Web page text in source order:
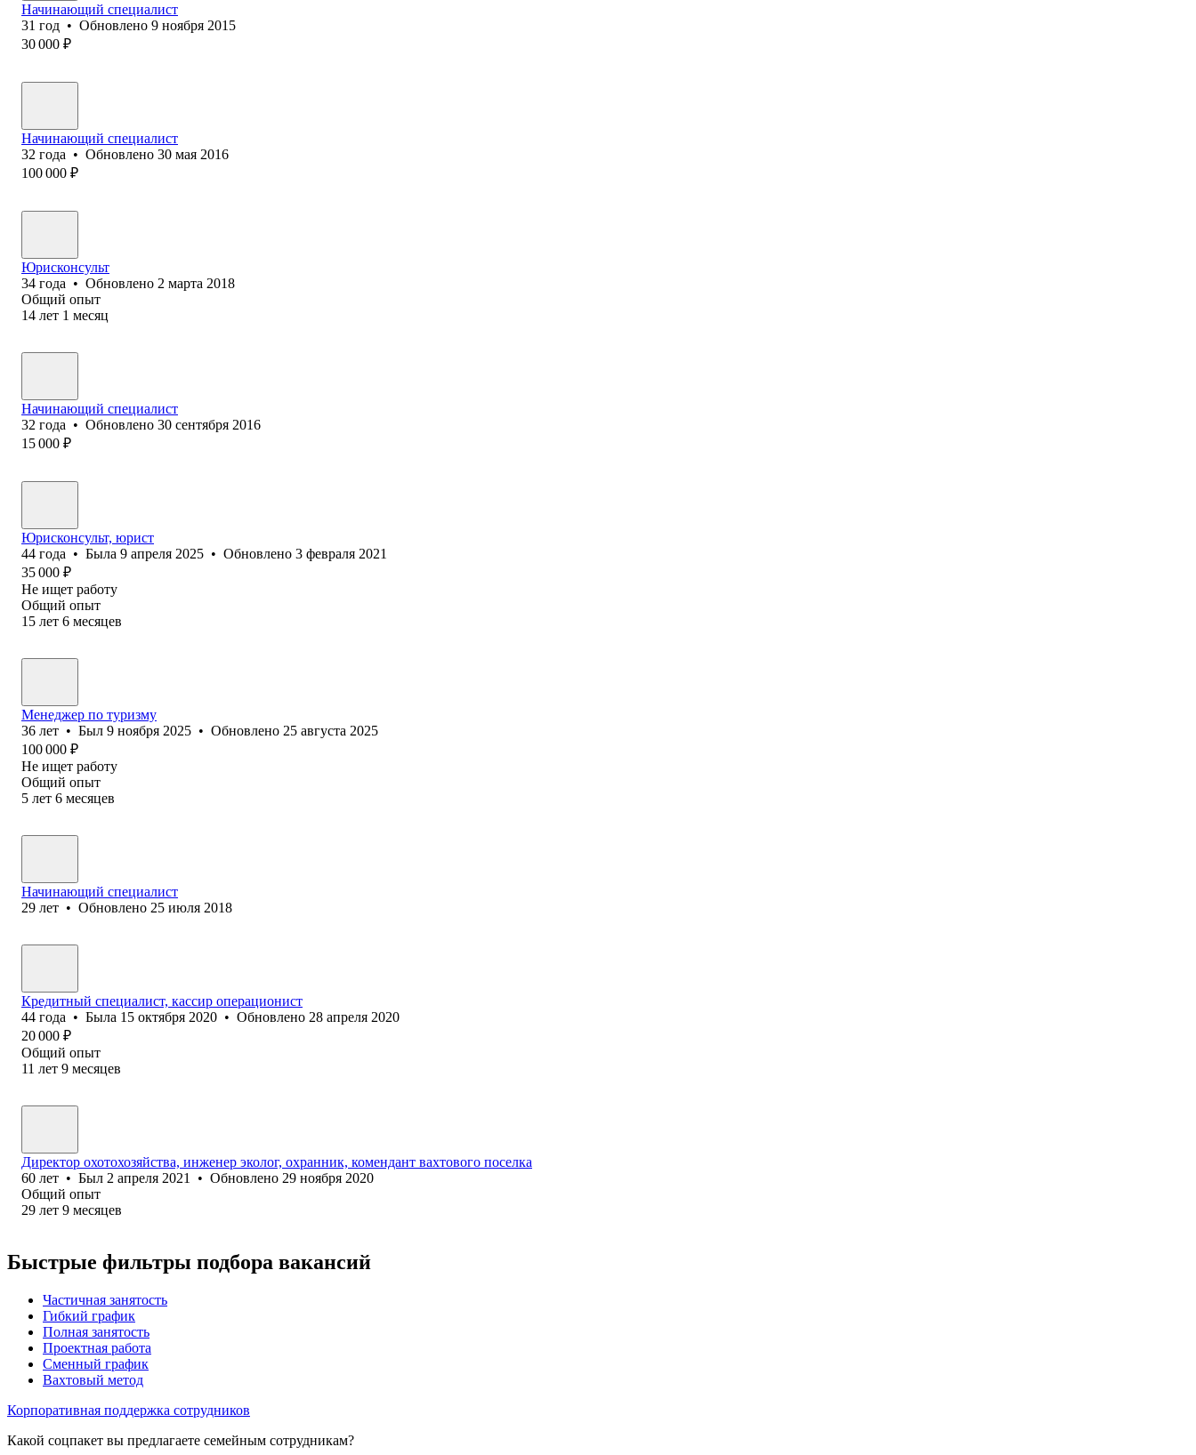
Начинающий специалист
31 год • Обновлено 9 ноября 2015
30 000 ₽
Начинающий специалист
32 года • Обновлено 30 мая 2016
100 000 ₽
Юрисконсульт
34 года • Обновлено 2 марта 2018
Общий опыт
14 лет 1 месяц
Начинающий специалист
32 года • Обновлено 30 сентября 2016
15 000 ₽
Юрисконсульт, юрист
44 года • Была 9 апреля 2025 • Обновлено 3 февраля 2021
35 000 ₽
Не ищет работу
Общий опыт
15 лет 6 месяцев
Менеджер по туризму
36 лет • Был 9 ноября 2025 • Обновлено 25 августа 2025
100 000 ₽
Не ищет работу
Общий опыт
5 лет 6 месяцев
Начинающий специалист
29 лет • Обновлено 25 июля 2018
Кредитный специалист, кассир операционист
44 года • Была 15 октября 2020 • Обновлено 28 апреля 2020
20 000 ₽
Общий опыт
11 лет 9 месяцев
Директор охотохозяйства, инженер эколог, охранник, комендант вахтового поселка
60 лет • Был 2 апреля 2021 • Обновлено 29 ноября 2020
Общий опыт
29 лет 9 месяцев
Быстрые фильтры подбора вакансий
Частичная занятость
Гибкий график
Полная занятость
Проектная работа
Сменный график
Вахтовый метод
Корпоративная поддержка сотрудников
Какой соцпакет вы предлагаете семейным сотрудникам?